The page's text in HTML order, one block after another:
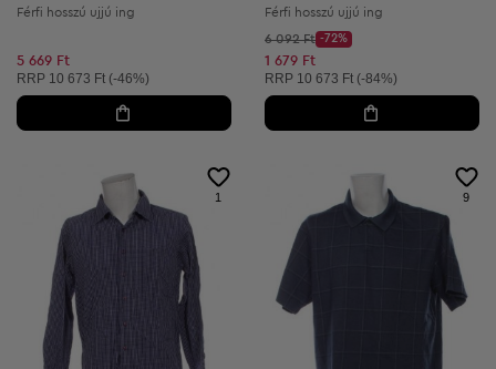
Férfi hosszú ujjú ing
5 669 Ft
Ajánlott ár:
RRP 10 673 Ft (-46%)
Férfi hosszú ujjú ing
Kezdő ár:
6 092 Ft
Discount Price:
-72%
Csökkentett ár:
1 679 Ft
Ajánlott ár:
RRP 10 673 Ft (-84%)
1 9